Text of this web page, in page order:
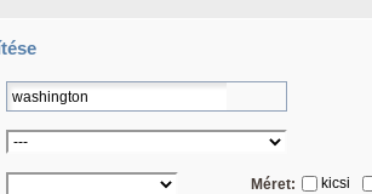
Méret: kicsi